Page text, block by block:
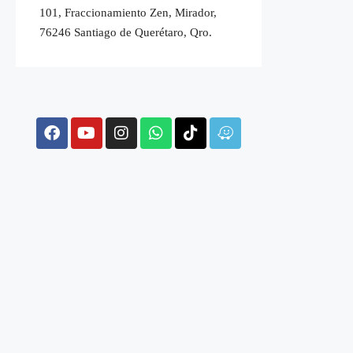
101, Fraccionamiento Zen, Mirador,
76246 Santiago de Querétaro, Qro.